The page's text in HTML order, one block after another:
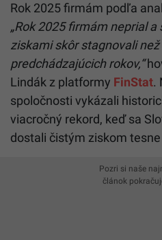
Rok 2025 firmám podľa
„Rok 2025 firmám neprial
ziskami skôr stagnovali
predchádzajúcich rokov,“
Lindák z platformy FinStat.
spoločnosti vykázali
viacročný rekord, keď sa
dostali čistým ziskom
Pozri si naše
článok